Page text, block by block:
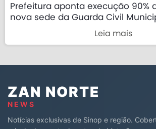
Prefeitura aponta execução 90%
nova sede da Guarda Civil
Leia mais
ZAN NORTE
NEWS
Notícias exclusivas de Sinop e região.